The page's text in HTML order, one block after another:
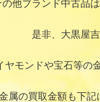
の他ブランド中古品
是非、大黒屋
ヤモンドや宝石等の
属の買取金額も下